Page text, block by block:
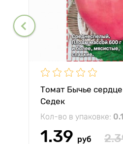
Томат Бычье
Седек
Кол-во в упаковке:
1.39 руб